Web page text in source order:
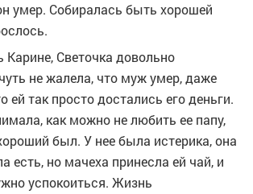
умер. Собиралась быть хорошей
Карине, Светочка довольно
не жалела, что муж умер, даже
ей так просто достались его деньги.
как можно не любить ее папу,
был. У нее была истерика, она
есть, но мачеха принесла ей чай, и
успокоиться. Жизнь